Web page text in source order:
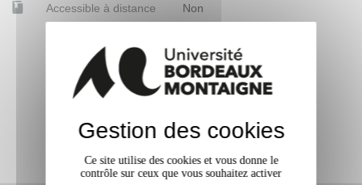
Accessible à distance Non
Gestion des cookies
Ce site utilise des cookies et vous donne le
contrôle sur ceux que vous souhaitez activer